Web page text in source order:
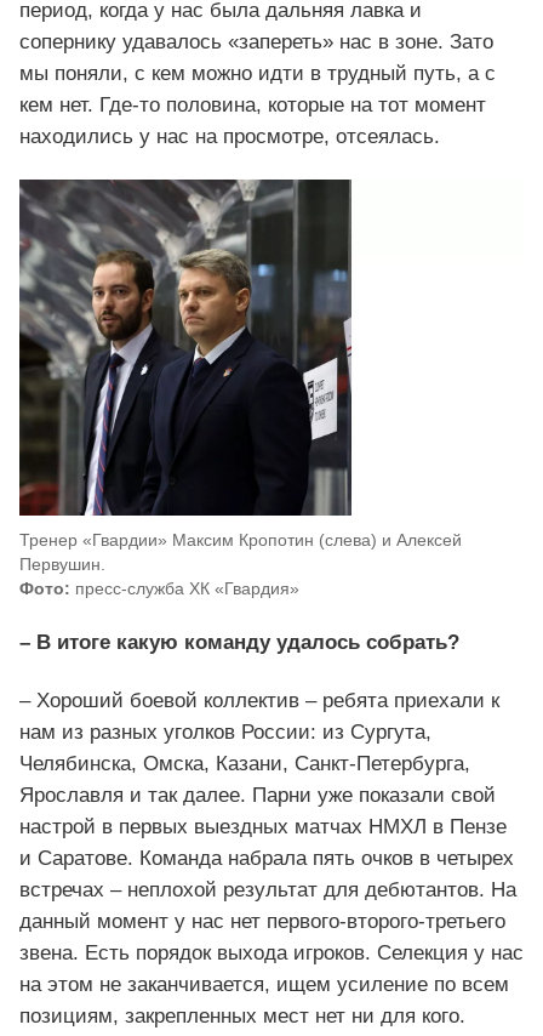
период, когда у нас была дальняя лавка и
сопернику удавалось «запереть» нас в зоне. Зато
мы поняли, с кем можно идти в трудный путь, а с
кем нет. Где-то половина, которые на тот момент
находились у нас на просмотре, отсеялась.
Тренер «Гвардии» Максим Кропотин (слева) и Алексей
Первушин.
Фото: пресс-служба ХК «Гвардия»
– В итоге какую команду удалось собрать?
– Хороший боевой коллектив – ребята приехали к
нам из разных уголков России: из Сургута,
Челябинска, Омска, Казани, Санкт-Петербурга,
Ярославля и так далее. Парни уже показали свой
настрой в первых выездных матчах НМХЛ в Пензе
и Саратове. Команда набрала пять очков в четырех
встречах – неплохой результат для дебютантов. На
данный момент у нас нет первого-второго-третьего
звена. Есть порядок выхода игроков. Селекция у нас
на этом не заканчивается, ищем усиление по всем
позициям, закрепленных мест нет ни для кого.